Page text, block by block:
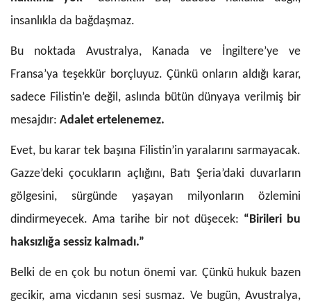
insanlıkla da bağdaşmaz.
Bu noktada Avustralya, Kanada ve İngiltere’ye ve
Fransa’ya teşekkür borçluyuz. Çünkü onların aldığı karar,
sadece Filistin’e değil, aslında bütün dünyaya verilmiş bir
mesajdır: Adalet ertelenemez.
Evet, bu karar tek başına Filistin’in yaralarını sarmayacak.
Gazze’deki çocukların açlığını, Batı Şeria’daki duvarların
gölgesini, sürgünde yaşayan milyonların özlemini
dindirmeyecek. Ama tarihe bir not düşecek: “Birileri bu
haksızlığa sessiz kalmadı.”
Belki de en çok bu notun önemi var. Çünkü hukuk bazen
gecikir, ama vicdanın sesi susmaz. Ve bugün, Avustralya,